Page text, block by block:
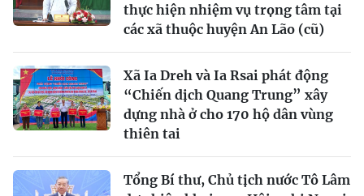
thực hiện nhiệm vụ trọng tâm tại
các xã thuộc huyện An Lão (cũ)
Xã Ia Dreh và Ia Rsai phát động
“Chiến dịch Quang Trung” xây
dựng nhà ở cho 170 hộ dân vùng
thiên tai
Tổng Bí thư, Chủ tịch nước Tô Lâm